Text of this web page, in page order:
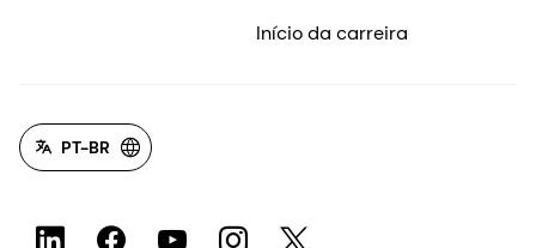
Início da carreira
PT-BR